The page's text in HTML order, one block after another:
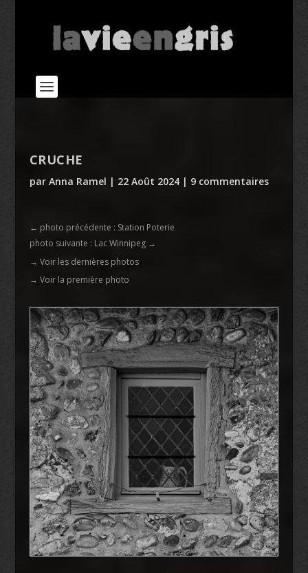
CRUCHE
par Anna Ramel | 22 Août 2024| 9 commentaires
← photo précédente : Station Poterie
photo suivante : Lac Winnipeg→
→ Voir les dernières photos
→ Voir la première photo